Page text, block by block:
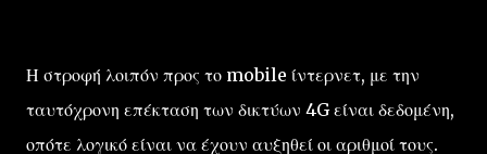
Η στροφή λοιπόν προς το mobile ίντερνετ, με την
ταυτόχρονη επέκταση των δικτύων 4G είναι δεδομένη,
οπότε λογικό είναι να έχουν αυξηθεί οι αριθμοί τους.